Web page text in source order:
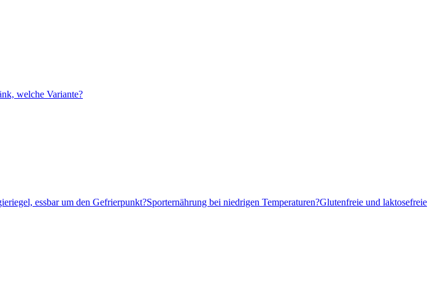
welche Variante?
essbar um den Gefrierpunkt?Sporternährung bei niedrigen Temperaturen?Glutenfreie und laktosefreie